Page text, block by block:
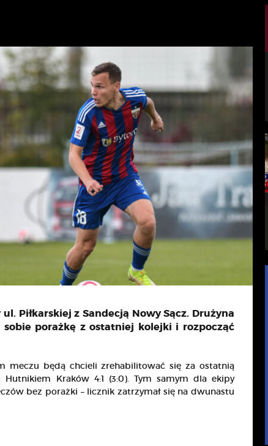
Piłkarskiej z Sandecją Nowy Sącz. Drużyna
sobie porażkę z ostatniej kolejki i rozpocząć
meczu będą chcieli zrehabilitować się za ostatnią
Kraków 4:1 (3:0). Tym samym dla ekipy
bez porażki – licznik zatrzymał się na dwunastu